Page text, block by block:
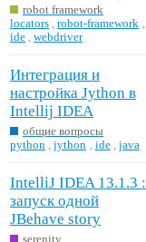
robot framework
locators ,robot-framework
ide ,webdriver
Интеграция и
настройка Jython в
Intellij IDEA
общие вопросы
python
,jython ide java
IntelliJ IDEA 13.1.3 :
запуск одной
JBehave story
serenity